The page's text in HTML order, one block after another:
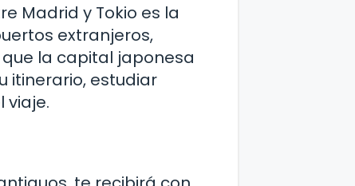
Madrid y Tokio es la
extranjeros,
la capital japonesa
itinerario, estudiar
viaje.